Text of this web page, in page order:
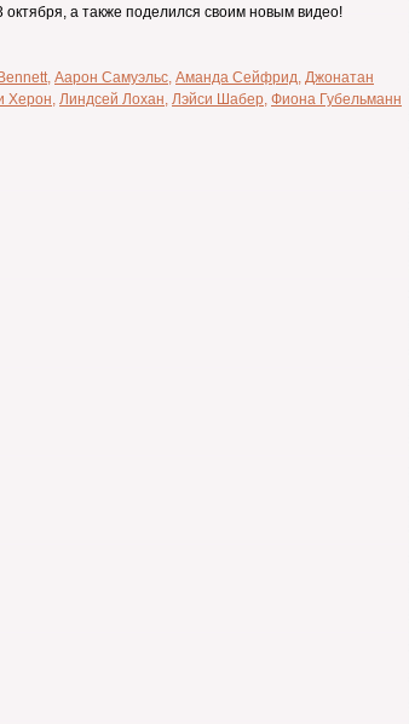
октября, а также поделился своим новым видео!
, Аарон Самуэльс, Аманда Сейфрид, Джонатан
Херон, Линдсей Лохан, Лэйси Шабер, Фиона Губельманн